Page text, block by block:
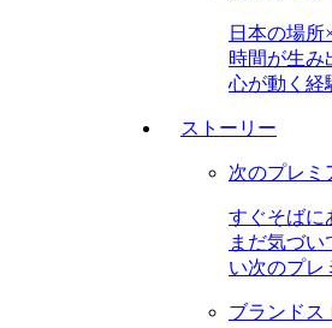
日本の場所
時間が生み
心が動く経
ストーリー
次のプレミ
すぐそばに
まだ気づい
い次のプレ
ブランドス